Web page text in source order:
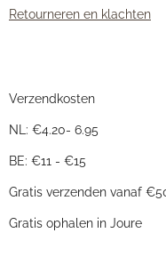
Retourneren en klachten
Verzendkosten
NL: €4.20- 6.95
BE: €11 - €15
Gratis verzenden vanaf
Gratis ophalen in Joure